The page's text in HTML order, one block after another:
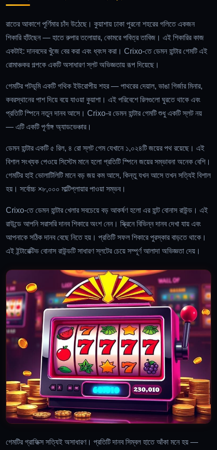
রাতের আকাশে পূর্ণিমার চাঁদ উঠেছে। কুয়াশায় ঢাকা পুরনো শহরের গলিতে একজন
শিকারি হাঁটছেন — হাতে রুপার তলোয়ার, কোমরে পবিত্র তাবিজ। এই শিকারির কাজ
একটাই: দানবদের খুঁজে বের করা এবং ধ্বংস করা। Crixo-তে ডেমন হান্টার গেমটি এই
রোমাঞ্চকর গল্পকে একটি অসাধারণ স্লট অভিজ্ঞতায় রূপ দিয়েছে।
গেমটির পটভূমি একটি গথিক ইউরোপীয় শহর — পাথরের দেয়াল, ভাঙা গির্জার মিনার,
কবরস্থানের পাশ দিয়ে বয়ে যাওয়া কুয়াশা। এই পরিবেশে রিলগুলো ঘুরতে থাকে এবং
প্রতিটি স্পিনে নতুন দানব আসে। Crixo-র ডেমন হান্টার গেমটি শুধু একটি স্লট নয়
— এটি একটি পূর্ণাঙ্গ অ্যাডভেঞ্চার।
ডেমন হান্টার একটি ৫ রিল, ৪ রো স্লট গেম যেখানে ১,০২৪টি জয়ের পথ রয়েছে। এই
বিশাল সংখ্যক পেওয়ে সিস্টেম মানে হলো প্রতিটি স্পিনে জয়ের সম্ভাবনা অনেক বেশি।
গেমটির হাই ভোলাটিলিটি মানে বড় জয় কম আসে, কিন্তু যখন আসে তখন সত্যিই বিশাল
হয়। সর্বোচ্চ ×৮,০০০ মাল্টিপ্লায়ার পাওয়া সম্ভব।
Crixo-তে ডেমন হান্টার খেলার সবচেয়ে বড় আকর্ষণ হলো এর হান্ট বোনাস রাউন্ড। এই
রাউন্ডে আপনি সরাসরি দানব শিকারে অংশ নেন। স্ক্রিনে বিভিন্ন দানব দেখা যায় এবং
আপনাকে সঠিক দানব বেছে নিতে হয়। প্রতিটি সফল শিকারে পুরস্কার বাড়তে থাকে।
এই ইন্টারেক্টিভ বোনাস রাউন্ডটি সাধারণ স্লটের চেয়ে সম্পূর্ণ আলাদা অভিজ্ঞতা দেয়।
গেমটির গ্রাফিক্স সত্যিই অসাধারণ। প্রতিটি দানব সিম্বল হাতে আঁকা মনে হয় —